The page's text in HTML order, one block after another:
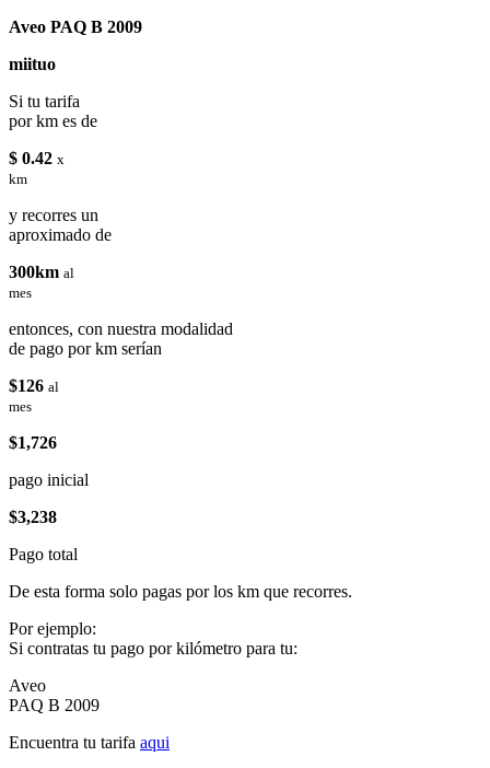
Aveo PAQ B 2009
miituo
Si tu tarifa
por km es de
$ 0.42 x
km
y recorres un
aproximado de
300km al
mes
entonces, con nuestra modalidad
de pago por km serían
$126 al
mes
$1,726
pago inicial
$3,238
Pago total
De esta forma solo pagas por los km que recorres.
Por ejemplo:
Si contratas tu pago por kilómetro para tu:
Aveo
PAQ B 2009
Encuentra tu tarifa aqui